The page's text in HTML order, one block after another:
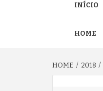
INÍCIO
HOME
HOME 2018